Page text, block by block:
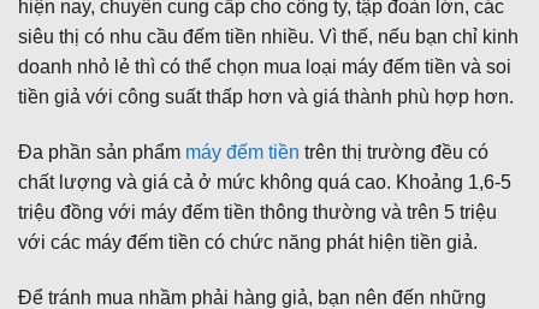
hiện nay, chuyên cung cấp cho công ty, tập đoàn lớn, các
siêu thị có nhu cầu đếm tiền nhiều. Vì thế, nếu bạn chỉ kinh
doanh nhỏ lẻ thì có thể chọn mua loại máy đếm tiền và soi
tiền giả với công suất thấp hơn và giá thành phù hợp hơn.
Đa phần sản phẩm máy đếm tiền trên thị trường đều có
chất lượng và giá cả ở mức không quá cao. Khoảng 1,6-5
triệu đồng với máy đếm tiền thông thường và trên 5 triệu
với các máy đếm tiền có chức năng phát hiện tiền giả.
Để tránh mua nhầm phải hàng giả, bạn nên đến những